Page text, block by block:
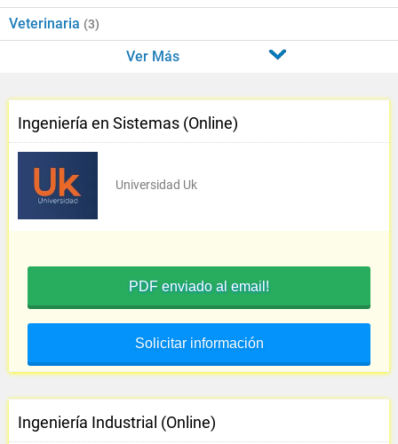
Veterinaria (3)
Ver Más
Ingeniería en Sistemas (Online)
Universidad Uk
PDF enviado al email!
Solicitar información
Ingeniería Industrial (Online)